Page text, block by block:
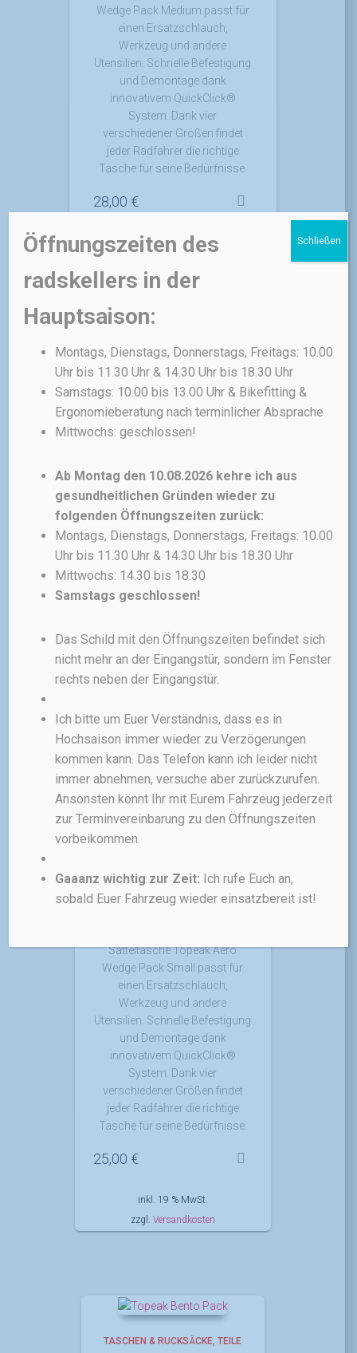
Wedge Pack Medium passt für
einen Ersatzschlauch,
Werkzeug und andere
Utensilien. Schnelle Befestigung
und Demontage dank
innovativem QuickClick®
System. Dank vier
verschiedener Größen findet
jeder Radfahrer die richtige
Tasche für seine Bedürfnisse.
28,00 €
inkl. 19 % MwSt.
Topeak Aero Wedge
Pack Micro
Satteltasche Topeak Aero
Wedge Pack Micro passt für
einen Ersatzschlauch,
Werkzeug und andere
Utensilien. Schnelle Befestigung
und Demontage dank
innovativem QuickClick®
System. Dank vier
jeder Radfahrer die richtige
Tasche für seine Bedürfnisse.
20,00 €
inkl. 19 % MwSt.
zzgl.Versandkosten
Topeak Aero Wedge
Pack Small
Satteltasche Topeak Aero
Wedge Pack Small passt für
einen Ersatzschlauch,
Werkzeug und andere
Utensilien. Schnelle Befestigung
und Demontage dank
innovativem QuickClick®
System. Dank vier
verschiedener Größen findet
jeder Radfahrer die richtige
Tasche für seine Bedürfnisse.
25,00 €
inkl. 19 % MwSt.
zzgl. Versandkosten
TASCHEN & RUCKSÄCKE TEILE
Öffnungszeiten des
radskellers in der
Hauptsaison:
Montags, Dienstags, Donnerstags, Freitags: 10.00
Uhr bis 11.30 Uhr & 14.30 Uhr bis 18.30 Uhr
Samstags: 10.00 bis 13.00 Uhr & Bikefitting &
Ergonomieberatung nach terminlicher Absprache
Mittwochs: geschlossen!
Ab Montag den 10.08.2026 kehre ich aus
gesundheitlichen Gründen wieder zu
folgenden Öffnungszeiten zurück:
Montags, Dienstags, Donnerstags, Freitags: 10.00
Uhr bis 11.30 Uhr & 14.30 Uhr bis 18.30 Uhr
Mittwochs: 14.30 bis 18.30
Samstags geschlossen!
Das Schild mit den Öffnungszeiten befindet sich
nicht mehr an der Eingangstür, sondern im Fenster
rechts neben der Eingangstür.
Ich bitte um Euer Verständnis, dass es in
Hochsaison immer wieder zu Verzögerungen
kommen kann. Das Telefon kann ich leider nicht
immer abnehmen, versuche aber zurückzurufen.
Ansonsten könnt Ihr mit Eurem Fahrzeug jederzeit
zur Terminvereinbarung zu den Öffnungszeiten
vorbeikommen.
Gaaanz wichtig zur Zeit: Ich rufe Euch an,
sobald Euer Fahrzeug wieder einsatzbereit ist!
Schließen